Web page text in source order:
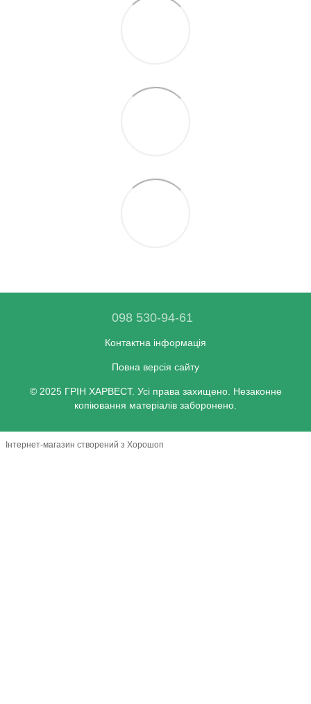
098 530-94-61
Контактна інформація
Повна версія сайту
© 2025 ГРІН ХАРВЕСТ. Усі права захищено. Незаконне
копіювання матеріалів заборонено.
Інтернет-магазин створений з Хорошоп